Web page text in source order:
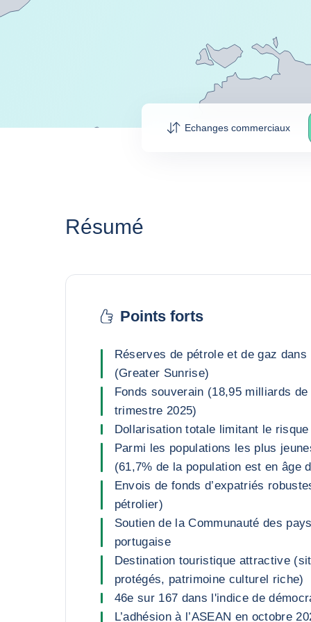
Echanges commerciaux
Résumé
Points forts
Réserves de pétrole et de gaz
(Greater Sunrise)
Fonds souverain (18,95 milliards
trimestre 2025)
Dollarisation totale limitant le
Parmi les populations les plus
(61,7% de la population est en âge
Envois de fonds d’expatriés
pétrolier)
Soutien de la Communauté des
portugaise
Destination touristique attractive
protégés, patrimoine culturel riche)
46e sur 167 dans l'indice de
L’adhésion à l’ASEAN en octobre